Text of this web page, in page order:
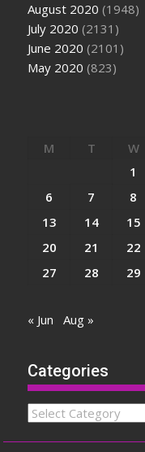
August 2020 (1948)
July 2020 (2131)
June 2020 (2101)
May 2020 (823)
M T W
1
6
7 8
13
14 15
20
21 22
27
28 29
« Jun Aug »
Categories
Categories